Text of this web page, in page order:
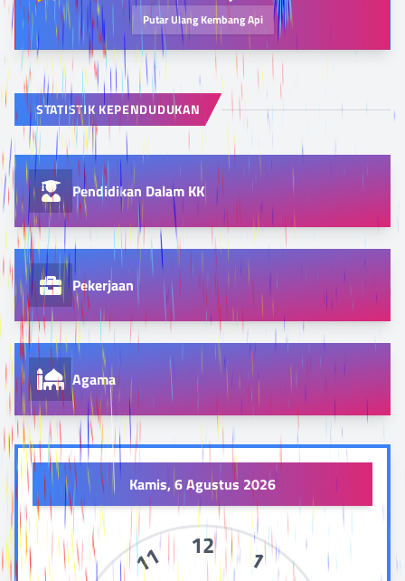
Putar Ulang Kembang Api
STATISTIK KEPENDUDUKAN
Pendidikan Dalam KK
Pekerjaan
Agama
Kamis, 6 Agustus 2026
1
11 12